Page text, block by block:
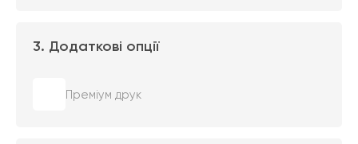
3. Додаткові опції
Преміум друк